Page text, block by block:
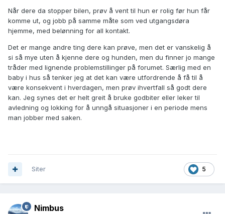
Når dere da stopper bilen, prøv å vent til hun er rolig før hun får
komme ut, og jobb på samme måte som ved utgangsdøra
hjemme, med belønning for all kontakt.
Det er mange andre ting dere kan prøve, men det er vanskelig å
si så mye uten å kjenne dere og hunden, men du finner jo mange
tråder med lignende problemstillinger på forumet. Særlig med en
baby i hus så tenker jeg at det kan være utfordrende å få til å
være konsekvent i hverdagen, men prøv ihvertfall så godt dere
kan. Jeg synes det er helt greit å bruke godbiter eller leker til
avledning og lokking for å unngå situasjoner i en periode mens
man jobber med saken.
5
Siter
Nimbus